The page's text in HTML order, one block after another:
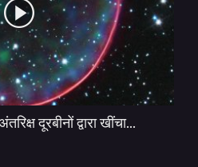
दूरबीनों द्वारा खींचा...